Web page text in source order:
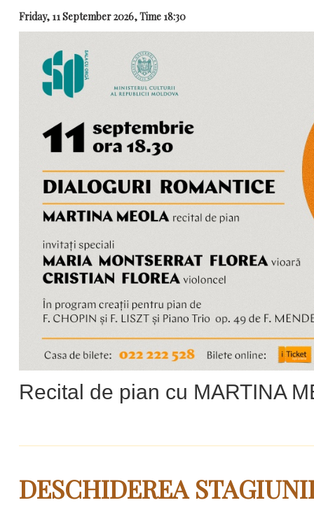
Friday, 11 September 2026, Time 18:30
Recital de pian cu MARTINA
DESCHIDEREA